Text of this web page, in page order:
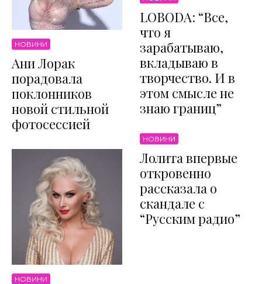
НОВИНИ
Ани Лорак
порадовала
поклонников
новой стильной
фотосессией
НОВИНИ
LOBODA: “Все,
что я
зарабатываю,
вкладываю в
творчество. И в
этом смысле не
знаю границ”
НОВИНИ
Лолита впервые
откровенно
рассказала о
скандале с
“Русским радио”